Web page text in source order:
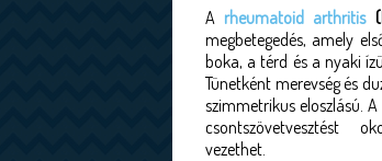
A rheumatoid arthritis
megbetegedés, amely
boka, a térd és a nyaki
Tünetként merevség és
szimmetrikus eloszlású.
csontszövetvesztést
vezethet.